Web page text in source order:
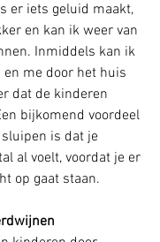
er iets geluid maakt,
en kan ik weer van
Inmiddels kan ik
me door het huis
dat de kinderen
bijkomend voordeel
is dat je
al voelt, voordat je er
op gaat staan.